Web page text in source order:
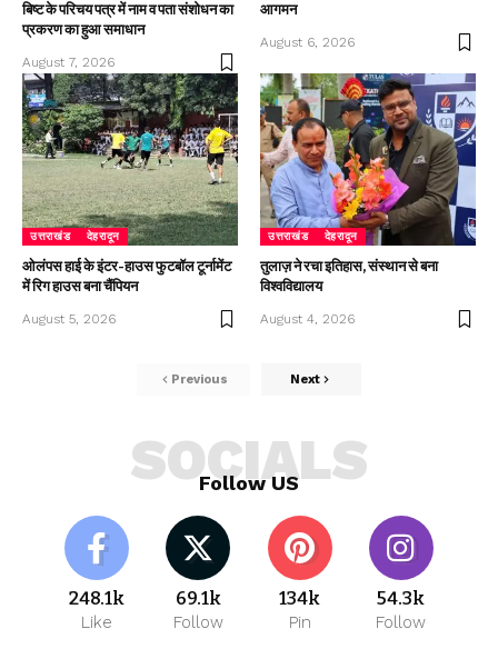
बिष्ट के परिचय पत्र में नाम व पता संशोधन का
प्रकरण का हुआ समाधान
August 7, 2026
आगमन
August 6, 2026
उत्तराखंड देहरादून
ओलंपस हाई के इंटर-हाउस फुटबॉल टूर्नामेंट
में रिग हाउस बना चैंपियन
August 5, 2026
उत्तराखंड देहरादून
तुलाज़ ने रचा इतिहास, संस्थान से बना
विश्वविद्यालय
August 4, 2026
Previous Next
Follow US
SOCIALS
248.1k
Like
69.1k
Follow
134k
Pin
54.3k
Follow